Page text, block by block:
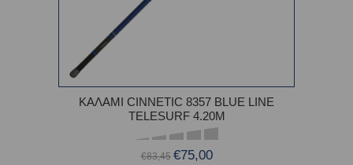
ΚΑΛΑΜΙ CINNETIC 8357 BLUE LINE
TELESURF 4.20M
€83,45 €75,00